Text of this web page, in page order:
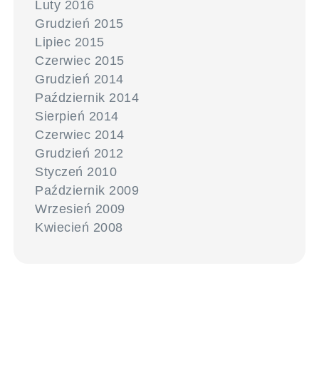
Luty 2016
Grudzień 2015
Lipiec 2015
Czerwiec 2015
Grudzień 2014
Październik 2014
Sierpień 2014
Czerwiec 2014
Grudzień 2012
Styczeń 2010
Październik 2009
Wrzesień 2009
Kwiecień 2008